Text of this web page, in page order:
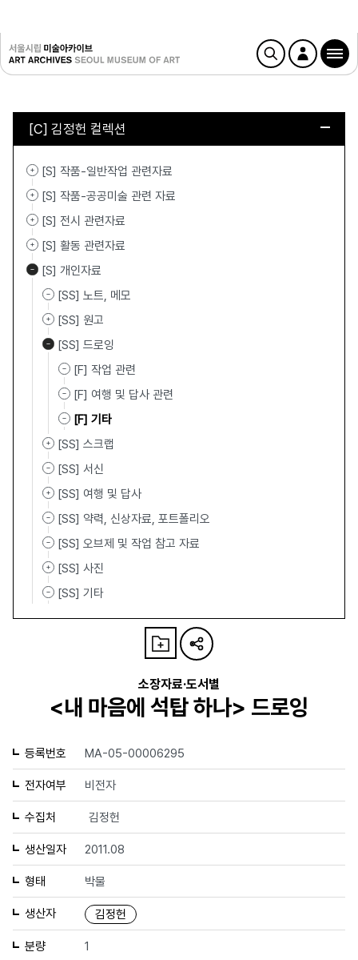
[C] 김정헌 컬렉션
[S] 작품-일반작업 관련자료
[S] 작품-공공미술 관련 자료
[S] 전시 관련자료
[S] 활동 관련자료
[S] 개인자료
[SS] 노트, 메모
[SS] 원고
[SS] 드로잉
[F] 작업 관련
[F] 여행 및 답사 관련
[F] 기타
[SS] 스크랩
[SS] 서신
[SS] 여행 및 답사
[SS] 약력, 신상자료, 포트폴리오
[SS] 오브제 및 작업 참고 자료
[SS] 사진
[SS] 기타
소장자료·도서별
<내 마음에 석탑 하나> 드로잉
등록번호 MA-05-00006295
전자여부 비전자
수집처 김정헌
생산일자 2011.08
형태 박물
생산자 김정헌
분량 1